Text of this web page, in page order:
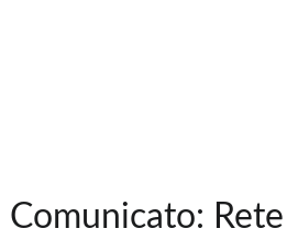
Comunicato: